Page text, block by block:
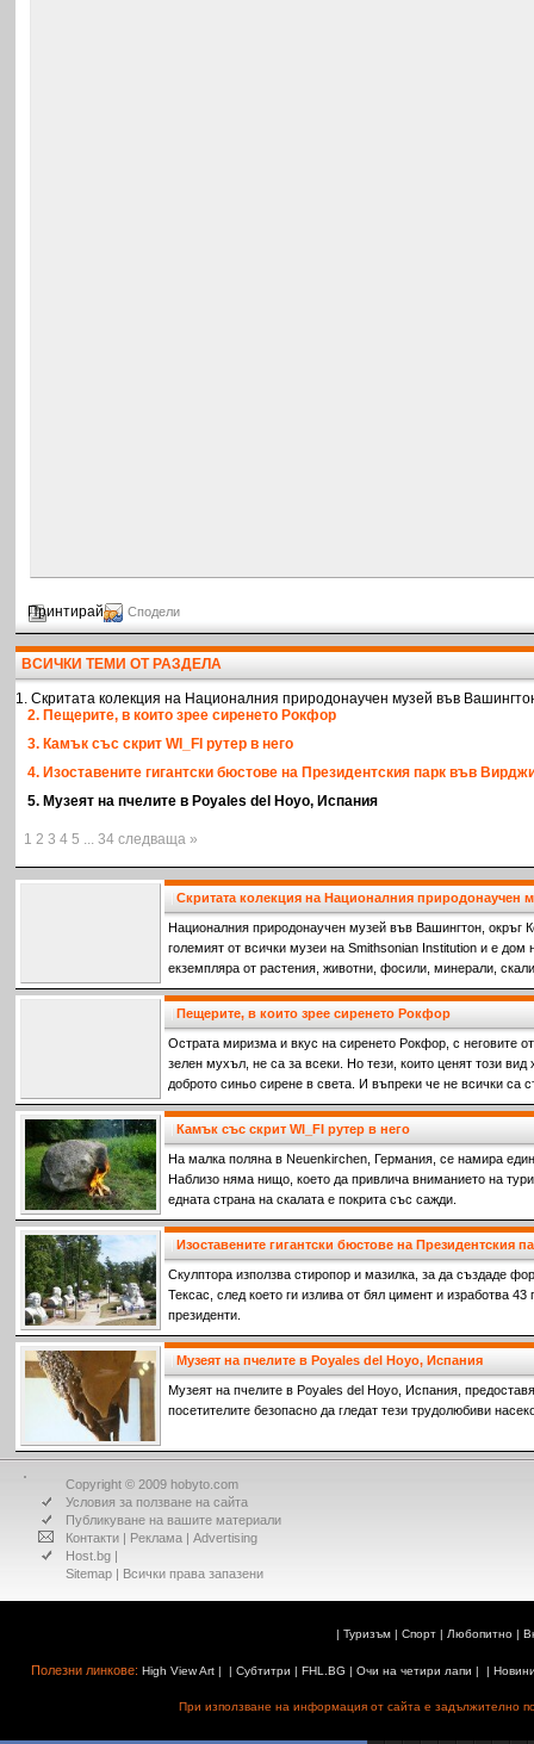
Принтирай Сподели
ВСИЧКИ ТЕМИ ОТ РАЗДЕЛА
1. Скритата колекция на Националния природонаучен музей във
2. Пещерите, в които зрее сиренето Рокфор
3. Камък със скрит WI_FI рутер в него
4. Изоставените гигантски бюстове на Президентския парк във
5. Музеят на пчелите в Poyales del Hoyo, Испания
1 2 3 4 5 ... 34 следваща »
Скритата колекция на Националния природонаучен
Националния природонаучен музей във Вашингтон,
големият от всички музеи на Smithsonian Institution и е дом
екземпляра от растения, животни, фосили, минерали,
представляват над 90 % от колекциите на институцията.
Пещерите, в които зрее сиренето Рокфор
Острата миризма и вкус на сиренето Рокфор, с неговите
зелен мухъл, не са за всеки. Но тези, които ценят този вид
доброто синьо сирене в света. И въпреки че не всички са
официално е известен като 'краля на сирената.'
Камък със скрит WI_FI рутер в него
На малка поляна в Neuenkirchen, Германия, се намира
Наблизо няма нищо, което да привлича вниманието на
едната страна на скалата е покрита със сажди.
Изоставените гигантски бюстове на Президентския
Скулптора използва стиропор и мазилка, за да създаде
Тексас, след което ги излива от бял цимент и изработва 43
президенти.
Музеят на пчелите в Poyales del Hoyo, Испания
Музеят на пчелите в Poyales del Hoyo, Испания,
посетителите безопасно да гледат тези трудолюбиви
Copyright © 2009 hobyto.com
Условия за ползване на сайта
Публикуване на вашите материали
Контакти | Реклама | Advertising
Host.bg |
Sitemap | Всички права запазени
| Туризъм| Спорт| Любопитно|
Полезни линкове: High View Art| | Субтитри | FHL.BG | Очи на четири лапи | |
При използване на информация от сайта е задължително